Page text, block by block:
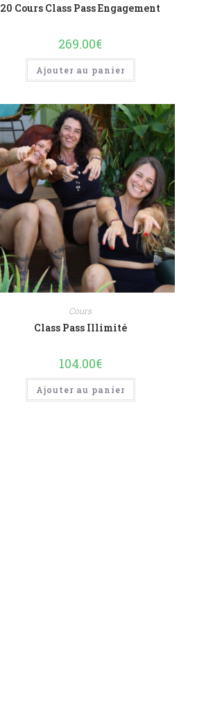
20 Cours Class Pass Engagement
269.00€
Ajouter au panier
Cours
Class Pass Illimité
104.00€
Ajouter au panier